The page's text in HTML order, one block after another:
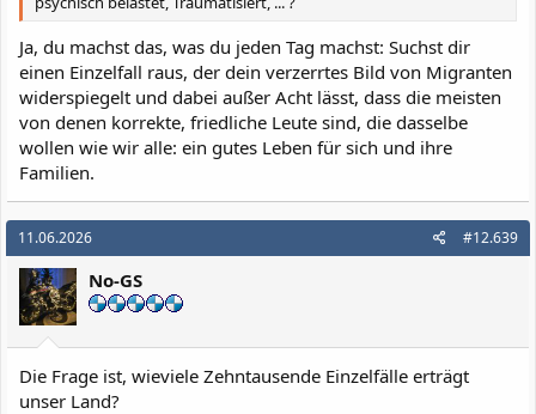
Ja, du machst das, was du jeden Tag machst: Suchst dir
einen Einzelfall raus, der dein verzerrtes Bild von Migranten
widerspiegelt und dabei außer Acht lässt, dass die meisten
von denen korrekte, friedliche Leute sind, die dasselbe
wollen wie wir alle: ein gutes Leben für sich und ihre
Familien.
11.06.2026 #12.639
No-GS
Die Frage ist, wieviele Zehntausende Einzelfälle erträgt
unser Land?